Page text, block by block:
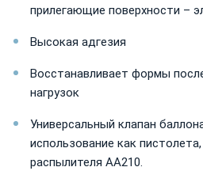
прилегающие поверхности –
Высокая адгезия
Восстанавливает формы
нагрузок
Универсальный клапан
использование как
распылителя АА210.